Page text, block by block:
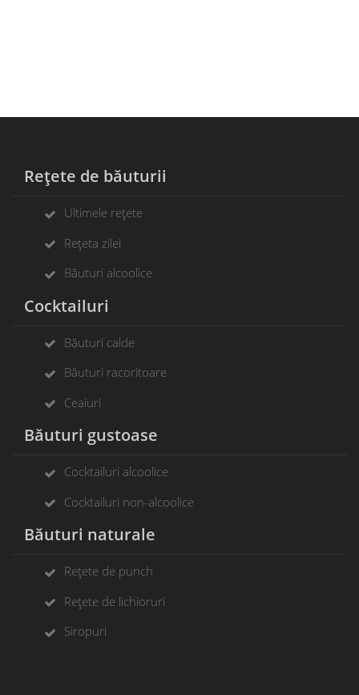
Rețete de băuturii
Ultimele rețete
Rețeta zilei
Băuturi alcoolice
Cocktailuri
Băuturi calde
Băuturi racoritoare
Ceaiuri
Băuturi gustoase
Cocktailuri alcoolice
Cocktailuri non-alcoolice
Băuturi naturale
Rețete de punch
Rețete de lichioruri
Siropuri